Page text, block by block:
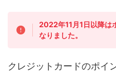
2022年11月1日以降は
なりました。
クレジットカードのポイ